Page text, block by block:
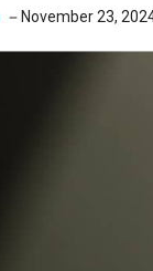
November 23,